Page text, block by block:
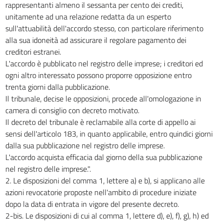
rappresentanti almeno il sessanta per cento dei crediti,
unitamente ad una relazione redatta da un esperto
sull'attuabilità dell'accordo stesso, con particolare riferimento
alla sua idoneità ad assicurare il regolare pagamento dei
creditori estranei.
L'accordo è pubblicato nel registro delle imprese; i creditori ed
ogni altro interessato possono proporre opposizione entro
trenta giorni dalla pubblicazione.
Il tribunale, decise le opposizioni, procede all'omologazione in
camera di consiglio con decreto motivato.
Il decreto del tribunale è reclamabile alla corte di appello ai
sensi dell'articolo 183, in quanto applicabile, entro quindici giorni
dalla sua pubblicazione nel registro delle imprese.
L'accordo acquista efficacia dal giorno della sua pubblicazione
nel registro delle imprese.".
2. Le disposizioni del comma 1, lettere a) e b), si applicano alle
azioni revocatorie proposte nell'ambito di procedure iniziate
dopo la data di entrata in vigore del presente decreto.
2-bis. Le disposizioni di cui al comma 1, lettere d), e), f), g), h) ed